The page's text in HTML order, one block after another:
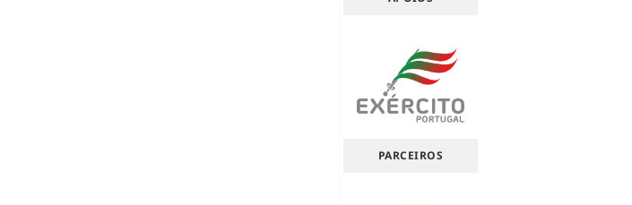
PARCEIROS